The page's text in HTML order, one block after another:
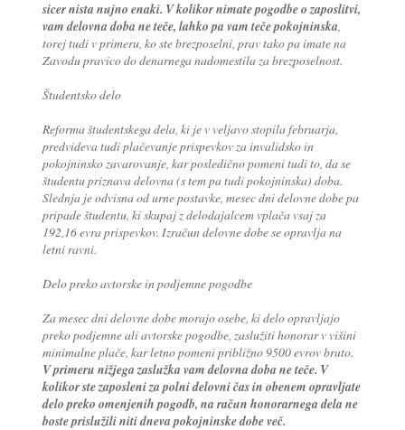
sicer nista nujno enaki. V kolikor nimate pogodbe o zaposlitvi,
vam delovna doba ne teče, lahko pa vam teče pokojninska
torej tudi v primeru, ko ste brezposelni, prav tako pa imate na
Zavodu pravico do denarnega nadomestila za brezposelnost.
Študentsko delo
Reforma študentskega dela, ki je v veljavo stopila februarja,
predvideva tudi plačevanje prispevkov za invalidsko in
pokojninsko zavarovanje, kar posledično pomeni tudi to, da se
študentu priznava delovna (s tem pa tudi pokojninska) doba.
Slednja je odvisna od urne postavke, mesec dni delovne dobe pa
pripade študentu, ki skupaj z delodajalcem vplača vsaj za
192,16 evra prispevkov. Izračun delovne dobe se opravlja na
letni ravni.
Delo preko avtorske in podjemne pogodbe
Za mesec dni delovne dobe morajo osebe, ki delo opravljajo
preko podjemne ali avtorske pogodbe, zaslužiti honorar v višini
minimalne plače, kar letno pomeni približno 9500 evrov bruto.
V primeru nižjega zaslužka vam delovna doba ne teče. V
kolikor ste zaposleni za polni delovni čas in obenem opravljate
delo preko omenjenih pogodb, na račun honorarnega dela ne
boste prislužili niti dneva pokojninske dobe več.